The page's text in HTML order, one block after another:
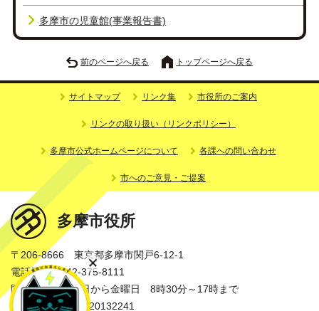
多摩市の児童館(事業報告書)
前のページへ戻る トップページへ戻る
サイトマップ リンク集 市役所のご案内
リンクの取り扱い（リンクポリシー）
多摩市公式ホームページについて 各課への問い合わせ
市へのご意見・ご提案
多摩市役所
〒206-8666 東京都多摩市関戸6-12-1
電話番号：042-375-8111
開庁時間：月曜日から金曜日 8時30分～17時まで
法人番号：3000020132241